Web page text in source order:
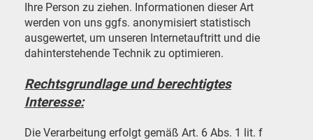
Ihre Person zu ziehen. Informationen dieser Art
werden von uns ggfs. anonymisiert statistisch
ausgewertet, um unseren Internetauftritt und die
dahinterstehende Technik zu optimieren.
Rechtsgrundlage und berechtigtes
Interesse:
Die Verarbeitung erfolgt gemäß Art. 6 Abs. 1 lit. f